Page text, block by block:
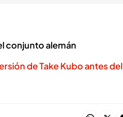
conjunto alemán
de Take Kubo antes del